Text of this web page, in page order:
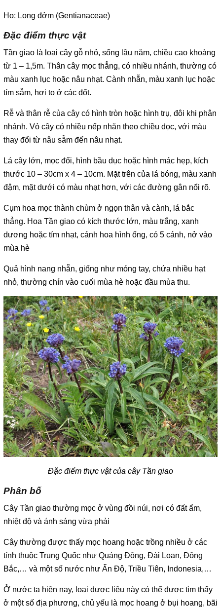
Họ: Long đởm (Gentianaceae)
Đặc điểm thực vật
Tần giao là loại cây gỗ nhỏ, sống lâu năm, chiều cao khoảng
từ 1 – 1,5m. Thân cây mọc thẳng, có nhiều nhánh, thường có
màu xanh lục hoặc nâu nhạt. Cành nhẵn, màu xanh lục hoặc
tím sẫm, hơi to ở các đốt.
Rễ và thân rễ của cây có hình tròn hoặc hình trụ, đôi khi phân
nhánh. Vỏ cây có nhiều nếp nhăn theo chiều dọc, với màu
thay đổi từ nâu sẫm đến nâu nhạt.
Lá cây lớn, mọc đối, hình bầu dục hoặc hình mác hẹp, kích
thước 10 – 30cm x 4 – 10cm. Mặt trên của lá bóng, màu xanh
đậm, mặt dưới có màu nhạt hơn, với các đường gân nổi rõ.
Cụm hoa mọc thành chùm ở ngọn thân và cành, lá bắc
thẳng. Hoa Tần giao có kích thước lớn, màu trắng, xanh
dương hoặc tím nhạt, cánh hoa hình ống, có 5 cánh, nở vào
mùa hè
Quả hình nang nhẵn, giống như móng tay, chứa nhiều hạt
nhỏ, thường chín vào cuối mùa hè hoặc đầu mùa thu.
Đặc điểm thực vật của cây Tần giao
Phân bố
Cây Tần giao thường mọc ở vùng đồi núi, nơi có đất ẩm,
nhiệt độ và ánh sáng vừa phải
Cây thường được thấy mọc hoang hoặc trồng nhiều ở các
tỉnh thuộc Trung Quốc như Quảng Đông, Đài Loan, Đông
Bắc,… và một số nước như Ấn Độ, Triều Tiên, Indonesia,…
Ở nước ta hiện nay, loại dược liệu này có thể được tìm thấy
ở một số địa phương, chủ yếu là mọc hoang ở bụi hoang, bãi